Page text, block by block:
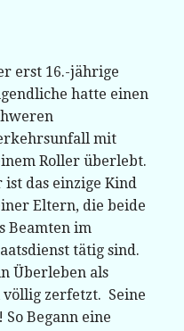
erst 16.-jährige
hatte einen
mit
Roller überlebt.
ist das einzige Kind
Eltern, die beide
Beamten im
tätig sind.
Überleben als
völlig zerfetzt. Seine
Begann eine